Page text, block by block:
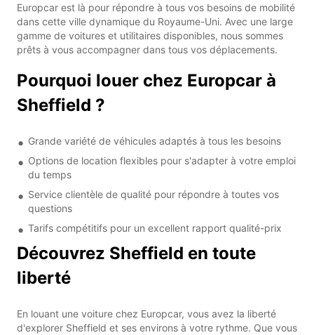
Europcar est là pour répondre à tous vos besoins de mobilité
dans cette ville dynamique du Royaume-Uni. Avec une large
gamme de voitures et utilitaires disponibles, nous sommes
prêts à vous accompagner dans tous vos déplacements.
Pourquoi louer chez Europcar à
Sheffield ?
Grande variété de véhicules adaptés à tous les besoins
Options de location flexibles pour s'adapter à votre emploi
du temps
Service clientèle de qualité pour répondre à toutes vos
questions
Tarifs compétitifs pour un excellent rapport qualité-prix
Découvrez Sheffield en toute
liberté
En louant une voiture chez Europcar, vous avez la liberté
d'explorer Sheffield et ses environs à votre rythme. Que vous